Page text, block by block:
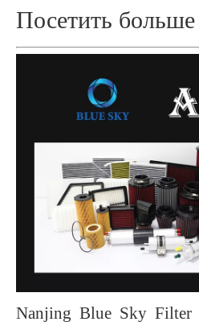
Посетить больше
Nanjing Blue Sky Filter